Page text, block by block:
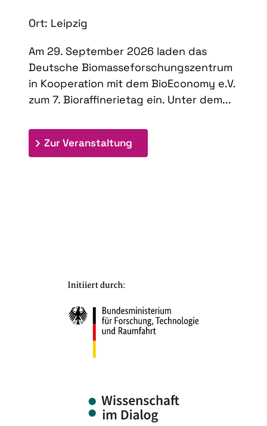
Ort: Leipzig
Am 29. September 2026 laden das
Deutsche Biomasseforschungszentrum
in Kooperation mit dem BioEconomy e.V.
zum 7. Bioraffinerietag ein. Unter dem...
Zur Veranstaltung